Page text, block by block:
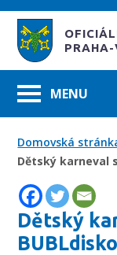
PRAHA-
Domovská
Dětský karneval
Dětský